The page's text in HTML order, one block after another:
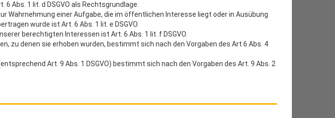
Abs. 1 lit. d DSGVO als Rechtsgrundlage.
Wahrnehmung einer Aufgabe, die im öffentlichen Interesse liegt oder in Ausübung
wurde ist Art. 6 Abs. 1 lit. e DSGVO.
berechtigten Interessen ist Art. 6 Abs. 1 lit. f DSGVO.
zu denen sie erhoben wurden, bestimmt sich nach den Vorgaben des Art 6 Abs. 4
Art. 9 Abs. 1 DSGVO) bestimmt sich nach den Vorgaben des Art. 9 Abs. 2